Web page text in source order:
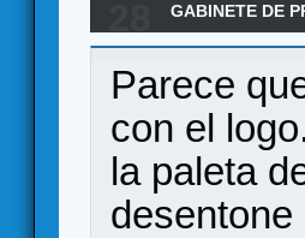
GABINETE DE
Parece
con el
la paleta